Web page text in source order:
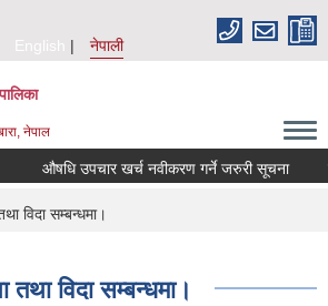
English
नेपाली
नेपाल
औषधि उपचार खर्च नवीकरण गर्ने जरुरी सूचना
विदा सम्बन्धमा।
तथा विदा सम्बन्धमा।